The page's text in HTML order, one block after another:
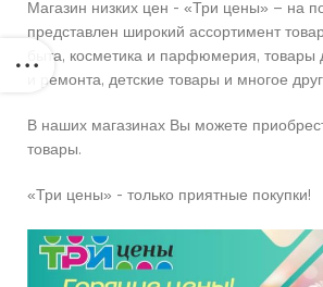
Магазин низких цен - «Три цены» – на
представлен широкий ассортимент
быта, косметика и парфюмерия, товары
и ремонта, детские товары и многое
В наших магазинах Вы можете
товары.
«Три цены» - только приятные покупки!